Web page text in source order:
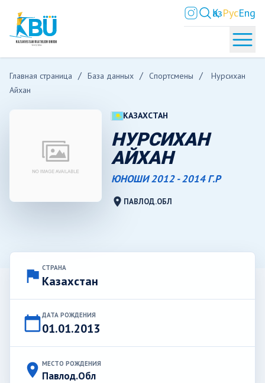
ҚазРусEng
Главная страница База данных Спортсмены
Нурсихан
Айхан
КАЗАХСТАН
НУРСИХАН
АЙХАН
ЮНОШИ 2012 - 2014 Г.Р
location_on ПАВЛОД.ОБЛ
flag СТРАНА
Казахстан
calendar_todayДАТА РОЖДЕНИЯ
01.01.2013
place МЕСТО РОЖДЕНИЯ
Павлод.Обл